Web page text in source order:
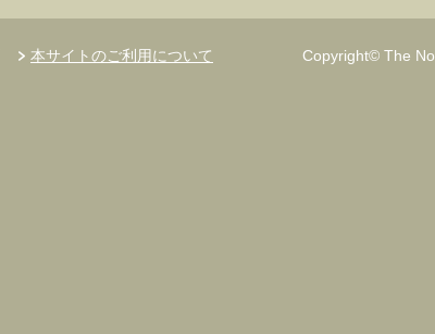
本サイトのご利用について Copyright© The